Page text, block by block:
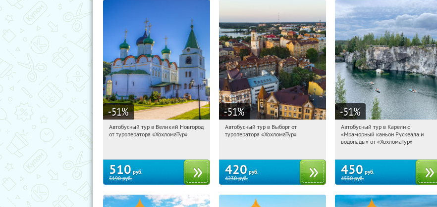
-51%
07:53:16 Купили:2
Автобусный тур в Великий Новгород
от туроператора «ХохломаТур»
510 руб.
5190руб.
-51%
07:53:16 Купили:
Автобусный тур в Выборг от
туроператора «ХохломаТур»
420 руб.
4230руб.
-51%
07:53:16 Купили:
Сенная площадь
Автобусный тур в Карелию
«Мраморный каньон Рускеала и
водопады» от «ХохломаТур»
450 руб.
4550руб.